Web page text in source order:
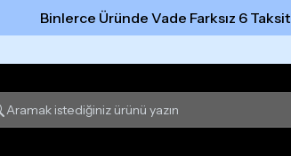
Binlerce Üründe Vade Farksız 6 Taksit
Tümünü gör